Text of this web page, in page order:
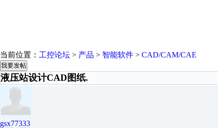
当前位置： 工控论坛 > 产品 > 智能软件 > CAD/CAM/CAE
我要发帖
液压站设计CAD图纸.
gsx77333